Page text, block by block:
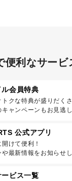
便利なサービ
会員特典
クな特典が盛りだくさ
ャンペーンもお見逃し
公式アプリ
けて便利！
最新情報をお知らせし
ビス一覧